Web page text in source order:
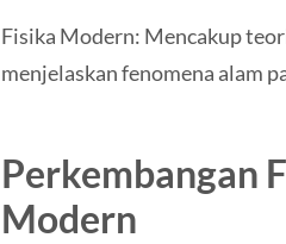
Fisika Modern: Mencakup
menjelaskan fenomena alam
Perkembangan
Modern